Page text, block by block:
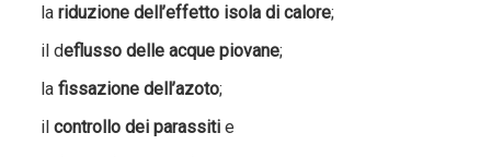
la riduzione dell’effetto isola di calore;
il deflusso delle acque piovane;
la fissazione dell’azoto;
il controllo dei parassiti e